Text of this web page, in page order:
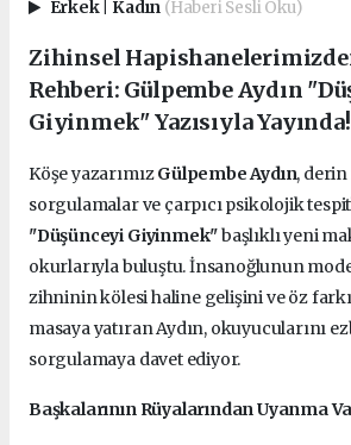
Erkek Kadın (Haberi Sesli Oku)
Zihinsel
Rehberi: Gülpembe Aydın
Giyinmek" Yazısıyla Yayında!
Köşe yazarımızGülpembe Aydın,
sorgulamalar ve çarpıcı psikolojik
"Düşünceyi Giyinmek"başlıklı yeni
okurlarıyla buluştu. İnsanoğlunun
zihninin kölesi haline gelişini ve öz
masaya yatıran Aydın, okuyucularını
sorgulamaya davet ediyor.
Başkalarının Rüyalarından Uyanma